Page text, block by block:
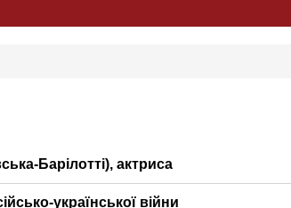
Барілотті), актриса
української війни